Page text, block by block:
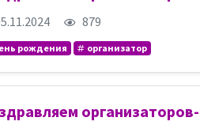
879
рождения организатор